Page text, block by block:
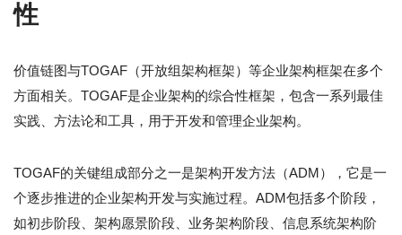
性
价值链图与TOGAF（开放组架构框架）等企业架构框架在多个
方面相关。TOGAF是企业架构的综合性框架，包含一系列最佳
实践、方法论和工具，用于开发和管理企业架构。
TOGAF的关键组成部分之一是架构开发方法（ADM），它是一
个逐步推进的企业架构开发与实施过程。ADM包括多个阶段，
如初步阶段、架构愿景阶段、业务架构阶段、信息系统架构阶